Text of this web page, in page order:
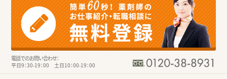
電話でのお問い合わせ：
平日9：30-19：00 土日10：00-19：00